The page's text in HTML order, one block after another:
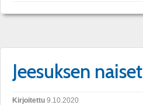
Jeesuksen naiset
Kirjoitettu 9.10.2020